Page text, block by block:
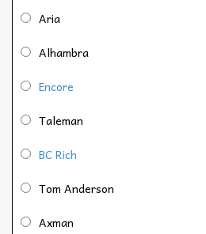
Aria
Alhambra
Encore
Taleman
BC Rich
Tom Anderson
Axman